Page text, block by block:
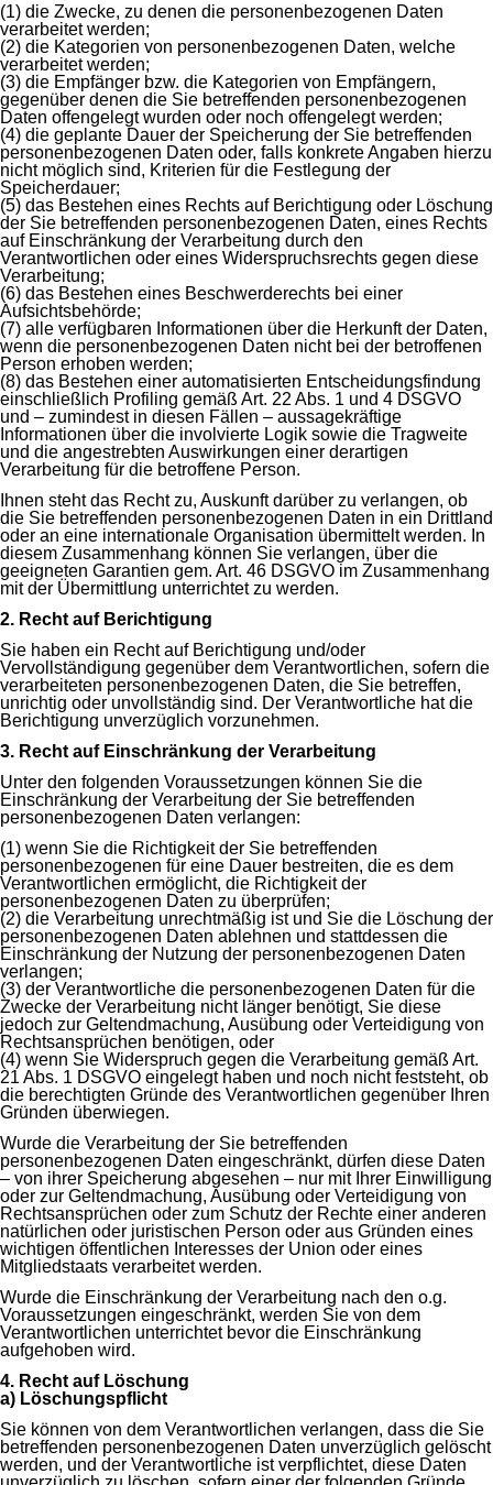
(1) die Zwecke, zu denen die personenbezogenen Daten
verarbeitet werden;
(2) die Kategorien von personenbezogenen Daten, welche
verarbeitet werden;
(3) die Empfänger bzw. die Kategorien von Empfängern,
gegenüber denen die Sie betreffenden personenbezogenen
Daten offengelegt wurden oder noch offengelegt werden;
(4) die geplante Dauer der Speicherung der Sie betreffenden
personenbezogenen Daten oder, falls konkrete Angaben hierzu
nicht möglich sind, Kriterien für die Festlegung der
Speicherdauer;
(5) das Bestehen eines Rechts auf Berichtigung oder Löschung
der Sie betreffenden personenbezogenen Daten, eines Rechts
auf Einschränkung der Verarbeitung durch den
Verantwortlichen oder eines Widerspruchsrechts gegen diese
Verarbeitung;
(6) das Bestehen eines Beschwerderechts bei einer
Aufsichtsbehörde;
(7) alle verfügbaren Informationen über die Herkunft der Daten,
wenn die personenbezogenen Daten nicht bei der betroffenen
Person erhoben werden;
(8) das Bestehen einer automatisierten Entscheidungsfindung
einschließlich Profiling gemäß Art. 22 Abs. 1 und 4 DSGVO
und – zumindest in diesen Fällen – aussagekräftige
Informationen über die involvierte Logik sowie die Tragweite
und die angestrebten Auswirkungen einer derartigen
Verarbeitung für die betroffene Person.
Ihnen steht das Recht zu, Auskunft darüber zu verlangen, ob
die Sie betreffenden personenbezogenen Daten in ein Drittland
oder an eine internationale Organisation übermittelt werden. In
diesem Zusammenhang können Sie verlangen, über die
geeigneten Garantien gem. Art. 46 DSGVO im Zusammenhang
mit der Übermittlung unterrichtet zu werden.
2. Recht auf Berichtigung
Sie haben ein Recht auf Berichtigung und/oder
Vervollständigung gegenüber dem Verantwortlichen, sofern die
verarbeiteten personenbezogenen Daten, die Sie betreffen,
unrichtig oder unvollständig sind. Der Verantwortliche hat die
Berichtigung unverzüglich vorzunehmen.
3. Recht auf Einschränkung der Verarbeitung
Unter den folgenden Voraussetzungen können Sie die
Einschränkung der Verarbeitung der Sie betreffenden
personenbezogenen Daten verlangen:
(1) wenn Sie die Richtigkeit der Sie betreffenden
personenbezogenen für eine Dauer bestreiten, die es dem
Verantwortlichen ermöglicht, die Richtigkeit der
personenbezogenen Daten zu überprüfen;
(2) die Verarbeitung unrechtmäßig ist und Sie die Löschung der
personenbezogenen Daten ablehnen und stattdessen die
Einschränkung der Nutzung der personenbezogenen Daten
verlangen;
(3) der Verantwortliche die personenbezogenen Daten für die
Zwecke der Verarbeitung nicht länger benötigt, Sie diese
jedoch zur Geltendmachung, Ausübung oder Verteidigung von
Rechtsansprüchen benötigen, oder
(4) wenn Sie Widerspruch gegen die Verarbeitung gemäß Art.
21 Abs. 1 DSGVO eingelegt haben und noch nicht feststeht, ob
die berechtigten Gründe des Verantwortlichen gegenüber Ihren
Gründen überwiegen.
Wurde die Verarbeitung der Sie betreffenden
personenbezogenen Daten eingeschränkt, dürfen diese Daten
– von ihrer Speicherung abgesehen – nur mit Ihrer Einwilligung
oder zur Geltendmachung, Ausübung oder Verteidigung von
Rechtsansprüchen oder zum Schutz der Rechte einer anderen
natürlichen oder juristischen Person oder aus Gründen eines
wichtigen öffentlichen Interesses der Union oder eines
Mitgliedstaats verarbeitet werden.
Wurde die Einschränkung der Verarbeitung nach den o.g.
Voraussetzungen eingeschränkt, werden Sie von dem
Verantwortlichen unterrichtet bevor die Einschränkung
aufgehoben wird.
4. Recht auf Löschung
a) Löschungspflicht
Sie können von dem Verantwortlichen verlangen, dass die Sie
betreffenden personenbezogenen Daten unverzüglich gelöscht
werden, und der Verantwortliche ist verpflichtet, diese Daten